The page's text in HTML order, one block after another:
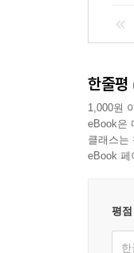
한줄평
1,000원
eBook은
클래스는
eBook 페
평점